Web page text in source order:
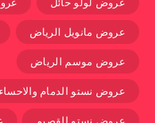
عروض مانويل الرياض
عروض موسم الرياض
عروض نستو الدمام والاحساء